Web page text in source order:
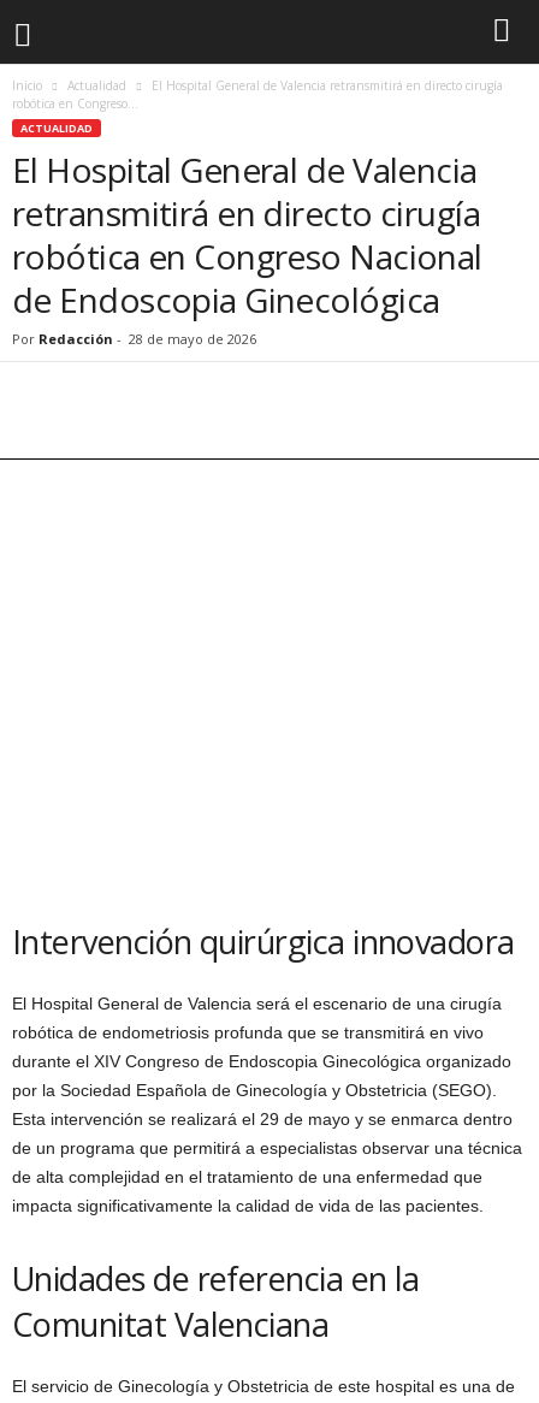
Inicio Actualidad
El Hospital General de Valencia retransmitirá en directo cirugía
robótica en Congreso...
ACTUALIDAD
El Hospital General de Valencia
retransmitirá en directo cirugía
robótica en Congreso Nacional
de Endoscopia Ginecológica
Por Redacción - 28 de mayo de 2026
Intervención quirúrgica innovadora
El Hospital General de Valencia será el escenario de una cirugía
robótica de endometriosis profunda que se transmitirá en vivo
durante el XIV Congreso de Endoscopia Ginecológica organizado
por la Sociedad Española de Ginecología y Obstetricia (SEGO).
Esta intervención se realizará el 29 de mayo y se enmarca dentro
de un programa que permitirá a especialistas observar una técnica
de alta complejidad en el tratamiento de una enfermedad que
impacta significativamente la calidad de vida de las pacientes.
Unidades de referencia en la
Comunitat Valenciana
El servicio de Ginecología y Obstetricia de este hospital es una de